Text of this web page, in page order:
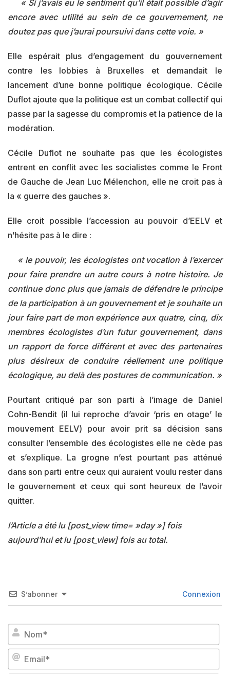
« Si j’avais eu le sentiment qu’il était possible d’agir
encore avec utilité au sein de ce gouvernement, ne
doutez pas que j’aurai poursuivi dans cette voie. »
Elle espérait plus d’engagement du gouvernement
contre les lobbies à Bruxelles et demandait le
lancement d’une bonne politique écologique. Cécile
Duflot ajoute que la politique est un combat collectif qui
passe par la sagesse du compromis et la patience de la
modération.
Cécile Duflot ne souhaite pas que les écologistes
entrent en conflit avec les socialistes comme le Front
de Gauche de Jean Luc Mélenchon, elle ne croit pas à
la « guerre des gauches ».
Elle croit possible l’accession au pouvoir d’EELV et
n’hésite pas à le dire :
« le pouvoir, les écologistes ont vocation à l’exercer
pour faire prendre un autre cours à notre histoire. Je
continue donc plus que jamais de défendre le principe
de la participation à un gouvernement et je souhaite un
jour faire part de mon expérience aux quatre, cinq, dix
membres écologistes d’un futur gouvernement, dans
un rapport de force différent et avec des partenaires
plus désireux de conduire réellement une politique
écologique, au delà des postures de communication. »
Pourtant critiqué par son parti à l’image de Daniel
Cohn-Bendit (il lui reproche d’avoir ‘pris en otage’ le
mouvement EELV) pour avoir prit sa décision sans
consulter l’ensemble des écologistes elle ne cède pas
et s’explique. La grogne n’est pourtant pas atténué
dans son parti entre ceux qui auraient voulu rester dans
le gouvernement et ceux qui sont heureux de l’avoir
quitter.
l’Article a été lu [post_view time= »day »] fois
aujourd’hui et lu [post_view] fois au total.
S’abonner Connexion